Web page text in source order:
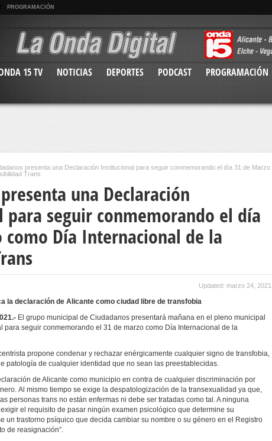
PROGRAMACIÓN
15 TV NOTICIAS DEPORTES PODCAST PROGRAMACIÓN
presenta una Declaración Institucional para seguir conmemorando el día 31 de Marzo
Trans
una Declaración
seguir conmemorando el día
como Día Internacional de la
Updated: marzo 24, 2021
la declaración de Alicante como ciudad libre de transfobia
El grupo municipal de Ciudadanos presentará mañana en el pleno municipal
para seguir conmemorando el 31 de marzo como Día Internacional de la
propone condenar y rechazar enérgicamente cualquier signo de transfobia,
patología de cualquier identidad que no sean las preestablecidas.
de Alicante como municipio en contra de cualquier discriminación por
Al mismo tiempo se exige la despatologización de la transexualidad ya que,
personas trans no están enfermas ni debe ser tratadas como tal. A ninguna
el requisito de pasar ningún examen psicológico que determine su
un trastorno psíquico que decida cambiar su nombre o su género en el Registro
de reasignación”.